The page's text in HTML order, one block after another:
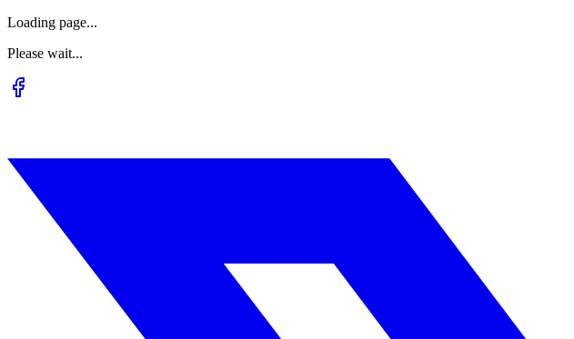
Loading page...
Please wait...